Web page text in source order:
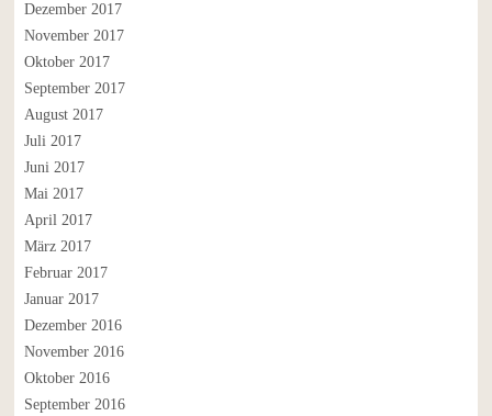
Dezember 2017
November 2017
Oktober 2017
September 2017
August 2017
Juli 2017
Juni 2017
Mai 2017
April 2017
März 2017
Februar 2017
Januar 2017
Dezember 2016
November 2016
Oktober 2016
September 2016